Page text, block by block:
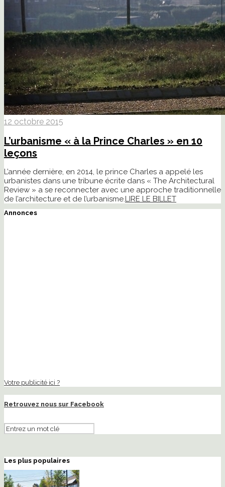
12 octobre 2015
L’urbanisme « à la Prince Charles » en 10
leçons
L’année dernière, en 2014, le prince Charles a appelé les
urbanistes dans une tribune écrite dans « The Architectural
Review » a se reconnecter avec une approche traditionnelle
de l’architecture et de l’urbanisme.LIRE LE BILLET
Annonces
Votre publicité ici ?
Retrouvez nous sur Facebook
Les plus populaires